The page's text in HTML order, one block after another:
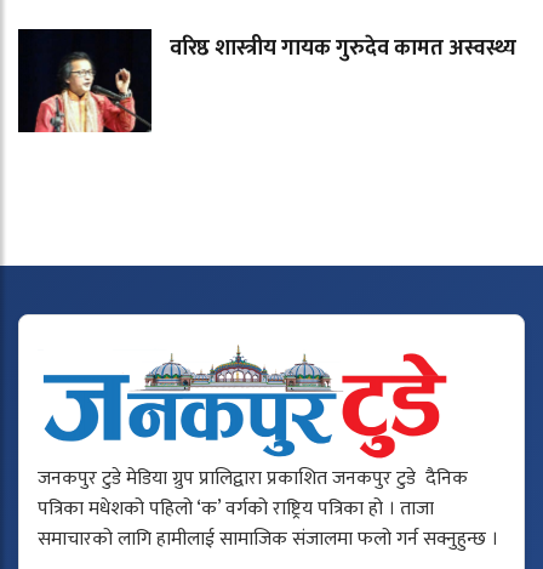
वरिष्ठ शास्त्रीय गायक गुरुदेव कामत अस्वस्थ्य
जनकपुर टुडे मेडिया ग्रुप प्रालिद्वारा प्रकाशित जनकपुर टुडे दैनिक
पत्रिका मधेशको पहिलो ‘क’ वर्गको राष्ट्रिय पत्रिका हो । ताजा
समाचारको लागि हामीलाई सामाजिक संजालमा फलो गर्न सक्नुहुन्छ ।